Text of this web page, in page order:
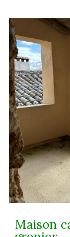
Maison